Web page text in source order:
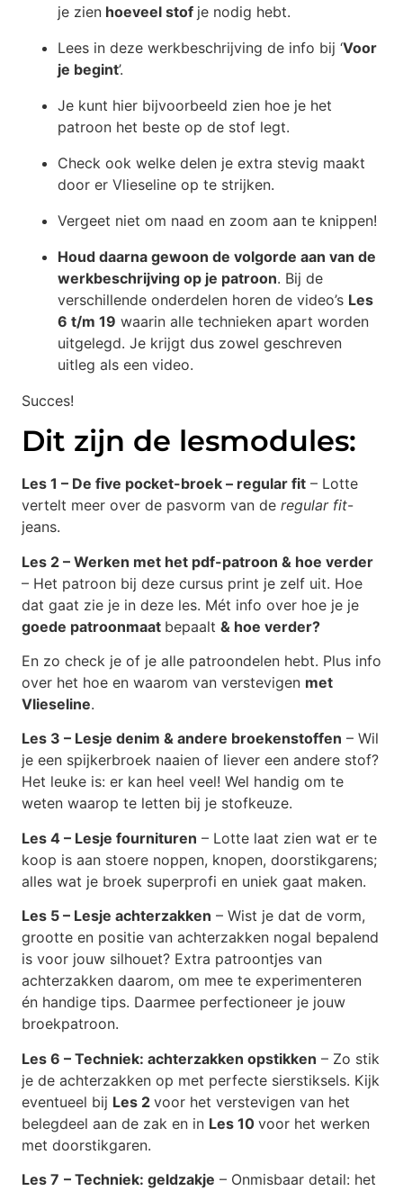
je zien hoeveel stof je nodig hebt.
Lees in deze werkbeschrijving de info bij ‘Voor
je begint’.
Je kunt hier bijvoorbeeld zien hoe je het
patroon het beste op de stof legt.
Check ook welke delen je extra stevig maakt
door er Vlieseline op te strijken.
Vergeet niet om naad en zoom aan te knippen!
Houd daarna gewoon de volgorde aan van de
werkbeschrijving op je patroon. Bij de
verschillende onderdelen horen de video’s Les
6 t/m 19 waarin alle technieken apart worden
uitgelegd. Je krijgt dus zowel geschreven
uitleg als een video.
Succes!
Dit zijn de lesmodules:
Les 1 – De five pocket-broek – regular fit – Lotte
vertelt meer over de pasvorm van de regular fit-
jeans.
Les 2 – Werken met het pdf-patroon & hoe verder
– Het patroon bij deze cursus print je zelf uit. Hoe
dat gaat zie je in deze les. Mét info over hoe je je
goede patroonmaat bepaalt & hoe verder?
En zo check je of je alle patroondelen hebt. Plus info
over het hoe en waarom van verstevigen met
Vlieseline.
Les 3 – Lesje denim & andere broekenstoffen – Wil
je een spijkerbroek naaien of liever een andere stof?
Het leuke is: er kan heel veel! Wel handig om te
weten waarop te letten bij je stofkeuze.
Les 4 – Lesje fournituren – Lotte laat zien wat er te
koop is aan stoere noppen, knopen, doorstikgarens;
alles wat je broek superprofi en uniek gaat maken.
Les 5 – Lesje achterzakken – Wist je dat de vorm,
grootte en positie van achterzakken nogal bepalend
is voor jouw silhouet? Extra patroontjes van
achterzakken daarom, om mee te experimenteren
én handige tips. Daarmee perfectioneer je jouw
broekpatroon.
Les 6 – Techniek: achterzakken opstikken – Zo stik
je de achterzakken op met perfecte sierstiksels. Kijk
eventueel bij Les 2 voor het verstevigen van het
belegdeel aan de zak en in Les 10 voor het werken
met doorstikgaren.
Les 7 – Techniek: geldzakje – Onmisbaar detail: het